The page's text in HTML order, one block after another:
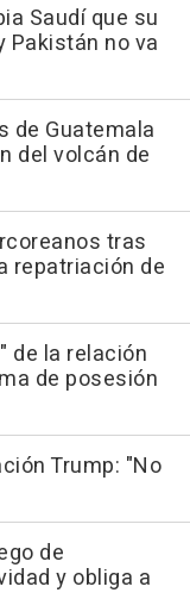
Saudí que su
Pakistán no va
de Guatemala
del volcán de
tras
repatriación de
de la relación
de posesión
Trump: "No
de
y obliga a